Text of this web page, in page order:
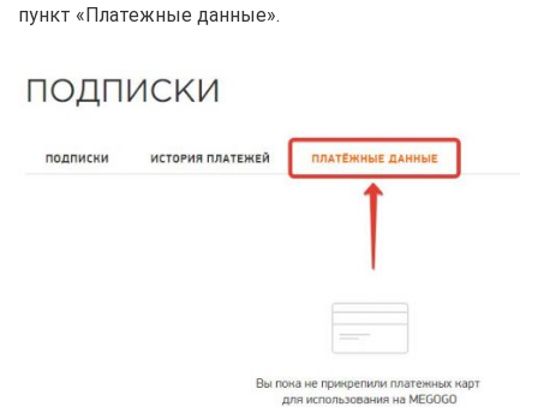
пункт «Платежные данные».